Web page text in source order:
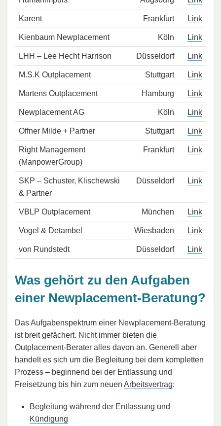
Karent Frankfurt Link
Kienbaum Newplacement Köln Link
LHH – Lee Hecht Harrison Düsseldorf Link
M.S.K Outplacement Stuttgart Link
Martens Outplacement Hamburg Link
Newplacement AG Köln Link
Offner Milde + Partner Stuttgart Link
Right Management
(ManpowerGroup)
Frankfurt Link
SKP – Schuster, Klischewski
& Partner
Düsseldorf Link
VBLP Outplacement München Link
Vogel & Detambel Wiesbaden Link
von Rundstedt Düsseldorf Link
Was gehört zu den Aufgaben
einer Newplacement-Beratung?
Das Aufgabenspektrum einer Newplacement-Beratung
ist breit gefächert. Nicht immer bieten die
Outplacement-Berater alles davon an. Generell aber
handelt es sich um die Begleitung bei dem kompletten
Prozess – beginnend bei der Entlassung und
Freisetzung bis hin zum neuen Arbeitsvertrag:
Begleitung während der Entlassung und
Kündigung